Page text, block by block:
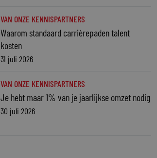
VAN ONZE KENNISPARTNERS
Waarom standaard carrièrepaden talent
kosten
31 juli 2026
VAN ONZE KENNISPARTNERS
Je hebt maar 1% van je jaarlijkse omzet nodig
30 juli 2026